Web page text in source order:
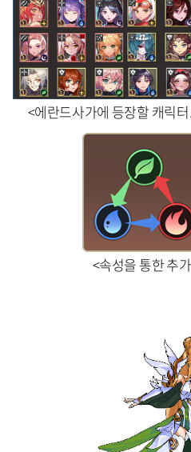
<에란드사가에 등장할 캐릭
<속성을 통한 추